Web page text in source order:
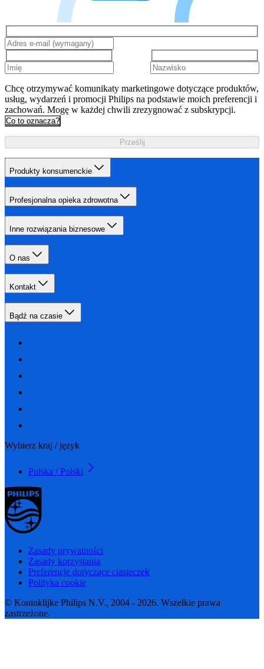
Chcę otrzymywać komunikaty marketingowe dotyczące produktów,
usług, wydarzeń i promocji Philips na podstawie moich preferencji i
zachowań. Mogę w każdej chwili zrezygnować z subskrypcji.
Co to oznacza?
Prześlij
Produkty konsumenckie
Profesjonalna opieka zdrowotna
Inne rozwiązania biznesowe
O nas
Kontakt
Bądź na czasie
Wybierz kraj / język
Polska / Polski
Zasady prywatności
Zasady korzystania
Preferencje dotyczące ciasteczek
Polityka cookie
© Koninklijke Philips N.V., 2004 - 2026. Wszelkie prawa
zastrzeżone.